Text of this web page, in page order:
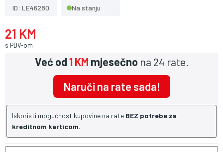
ID: LE46280 Na stanju
21 KM
s PDV-om
Već od1 KM mjesečno na 24 rate.
Naruči na rate sada!
Iskoristi mogućnost kupovine na rate BEZ potrebe za
kreditnom karticom.